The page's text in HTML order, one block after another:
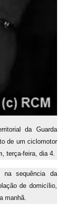
da Guarda
de um ciclomotor
terça-feira, dia 4.
na sequência da
de domicílio,
manhã.